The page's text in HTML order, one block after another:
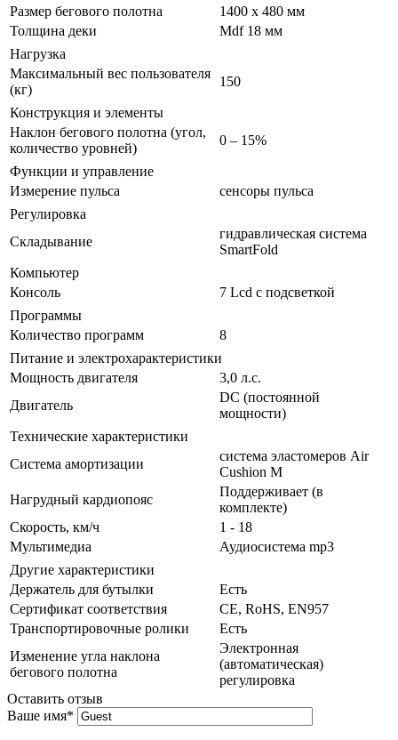
Размер бегового полотна
1400 х 480 мм
Толщина деки
Mdf 18 мм
Нагрузка
Максимальный вес пользователя
(кг)
150
Конструкция и элементы
Наклон бегового полотна (угол,
количество уровней)
0 – 15%
Функции и управление
Измерение пульса
сенсоры пульса
Регулировка
Складывание
гидравлическая система
SmartFold
Компьютер
Консоль
7 Lcd с подсветкой
Программы
Количество программ
8
Питание и электрохарактеристики
Мощность двигателя
3,0 л.с.
Двигатель
DC (постоянной
мощности)
Технические характеристики
Система амортизации
система эластомеров Air
Cushion M
Нагрудный кардиопояс
Поддерживает (в
комплекте)
Скорость, км/ч
1 - 18
Мультимедиа
Аудиосистема mp3
Другие характеристики
Держатель для бутылки
Есть
Сертификат соответствия
CE, RoHS, EN957
Транспортировочные ролики
Есть
Изменение угла наклона
бегового полотна
Электронная
(автоматическая)
регулировка
Оставить отзыв
Ваше имя*